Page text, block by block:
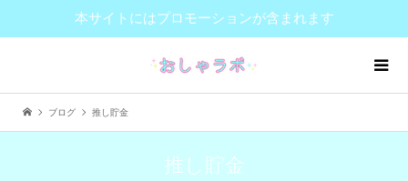
本サイトにはプロモーションが含まれます
ブログ 推し貯金
推し貯金